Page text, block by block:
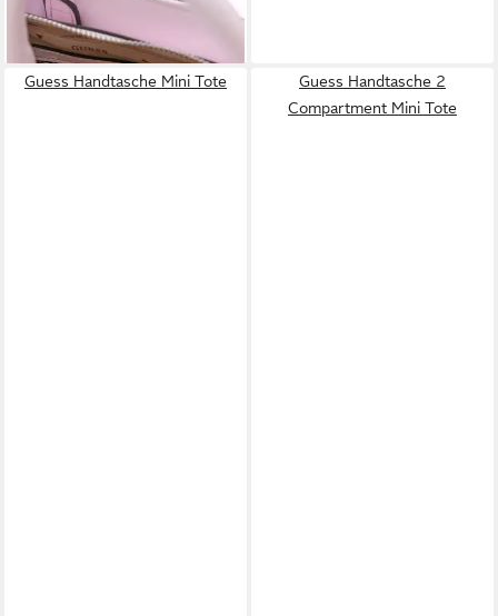
Guess Handtasche Mini Tote
Guess Handtasche 2
Compartment Mini Tote